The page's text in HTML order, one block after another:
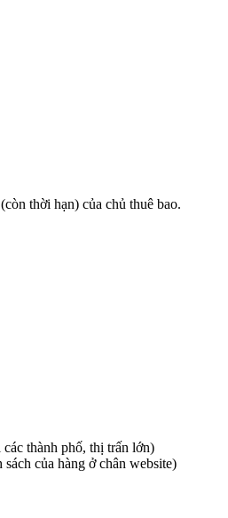
thời hạn) của chủ thuê bao.
thành phố, thị trấn lớn)
của hàng ở chân website)